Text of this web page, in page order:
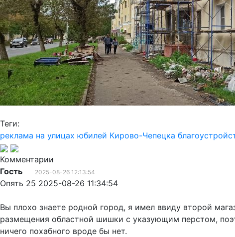
Теги:
реклама на улицах юбилей Кирово-Чепецка
Комментарии
Гость
2025-08-26 12:13:54
Опять 25 2025-08-26 11:34:54
Вы плохо знаете родной город, я имел ввиду второй
размещения областной шишки с указующим перстом,
ничего похабного вроде бы нет.